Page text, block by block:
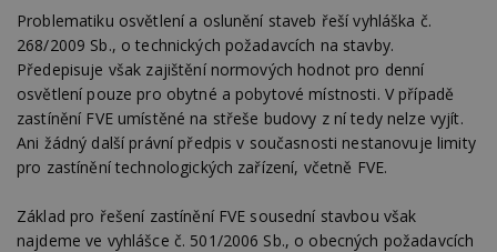
Problematiku osvětlení a oslunění staveb řeší vyhláška č.
268/2009 Sb., o technických požadavcích na stavby.
Předepisuje však zajištění normových hodnot pro denní
osvětlení pouze pro obytné a pobytové místnosti. V případě
zastínění FVE umístěné na střeše budovy z ní tedy nelze vyjít.
Ani žádný další právní předpis v současnosti nestanovuje limity
pro zastínění technologických zařízení, včetně FVE.
Základ pro řešení zastínění FVE sousední stavbou však
najdeme ve vyhlášce č. 501/2006 Sb., o obecných požadavcích